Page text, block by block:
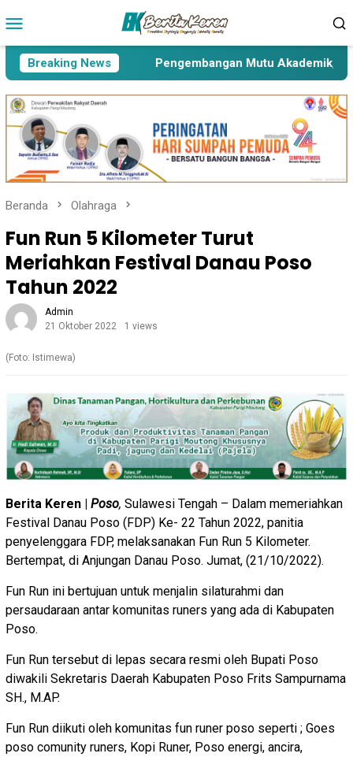
ke
Mobile
Breaking News
Psikososial Pengembangan Mutu Akademik, UIN
Beranda Olahraga
Fun Run 5 Kilometer Turut
Meriahkan Festival Danau Poso
Tahun 2022
Admin
21 Oktober 2022
1 views
(Foto: Istimewa)
Berita Keren | Poso, Sulawesi Tengah – Dalam memeriahkan
Festival Danau Poso (FDP) Ke- 22 Tahun 2022, panitia
penyelenggara FDP, melaksanakan Fun Run 5 Kilometer.
Bertempat, di Anjungan Danau Poso. Jumat, (21/10/2022).
Fun Run ini bertujuan untuk menjalin silaturahmi dan
persaudaraan antar komunitas runers yang ada di Kabupaten
Poso.
Fun Run tersebut di lepas secara resmi oleh Bupati Poso
diwakili Sekretaris Daerah Kabupaten Poso Frits Sampurnama
SH., M.AP.
Fun Run diikuti oleh komunitas fun runer poso seperti ; Goes
poso comunity runers, Kopi Runer, Poso energi, ancira,